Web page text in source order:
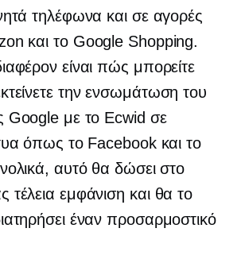
τηλέφωνα και σε αγορές
και το Google Shopping.
είναι πώς μπορείτε
την ενσωμάτωση του
Google με το Ecwid σε
όπως το Facebook και το
αυτό θα δώσει στο
τέλεια εμφάνιση και θα το
έναν προσαρμοστικό